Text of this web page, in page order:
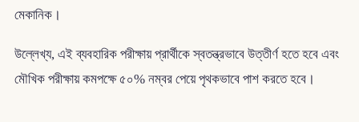
মেকানিক।
উল্লেখ্য, এই ব্যবহারিক পরীক্ষায় প্রার্থীকে স্বতন্ত্রভাবে উত্তীর্ণ হতে হবে এবং
মৌখিক পরীক্ষায় কমপক্ষে ৫০% নম্বর পেয়ে পৃথকভাবে পাশ করতে হবে।